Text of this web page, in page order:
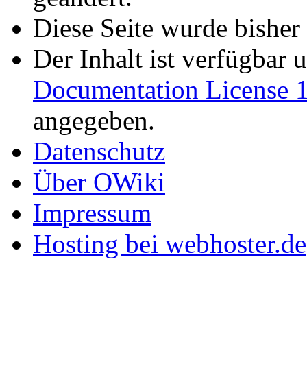
Diese Seite wurde
Der Inhalt ist verfügbar
Documentation License
angegeben.
Datenschutz
Über OWiki
Impressum
Hosting bei webhoster.de